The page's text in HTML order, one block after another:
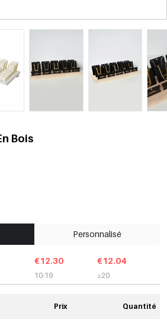
Bois
Personnalisé
€12.30
10-19
€12.04
≥20
Prix Quantité